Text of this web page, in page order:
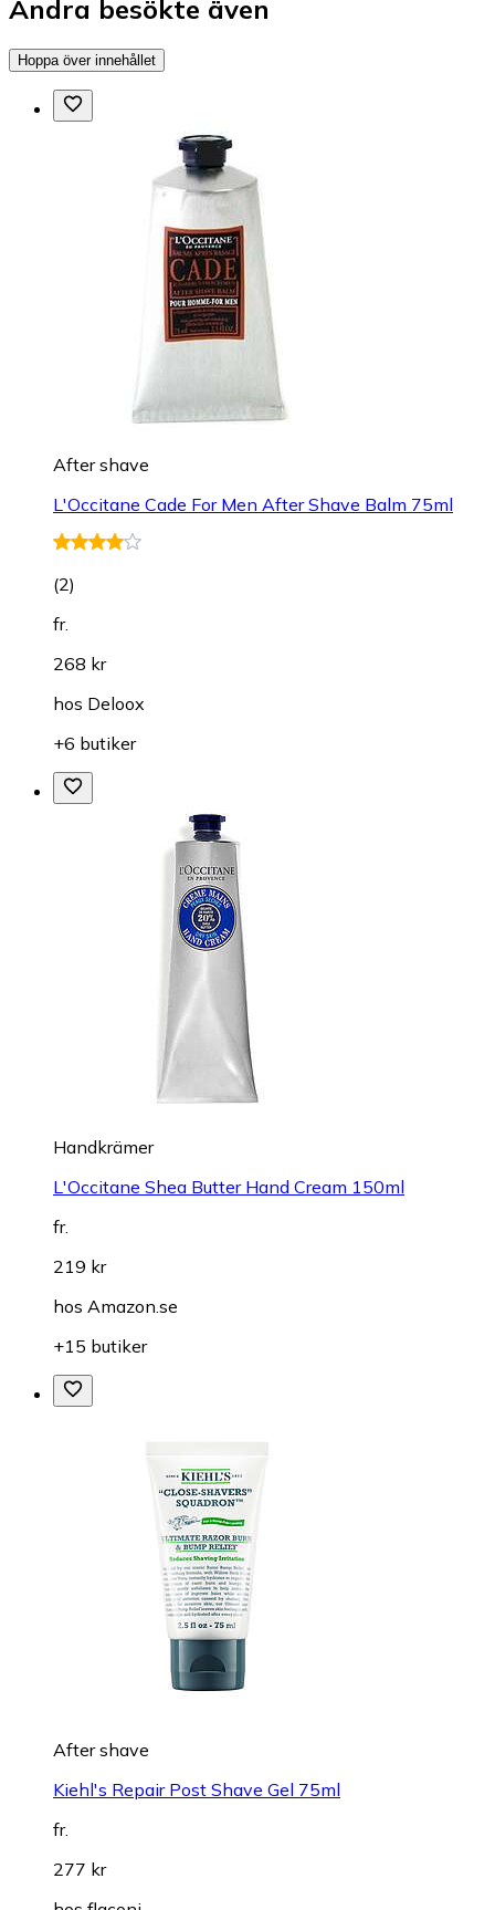
Andra besökte även
Hoppa över innehållet
After shave
L'Occitane Cade For Men After Shave Balm 75ml
(2)
fr.
268 kr
hos Deloox
+6 butiker
Handkrämer
L'Occitane Shea Butter Hand Cream 150ml
fr.
219 kr
hos Amazon.se
+15 butiker
After shave
Kiehl's Repair Post Shave Gel 75ml
fr.
277 kr